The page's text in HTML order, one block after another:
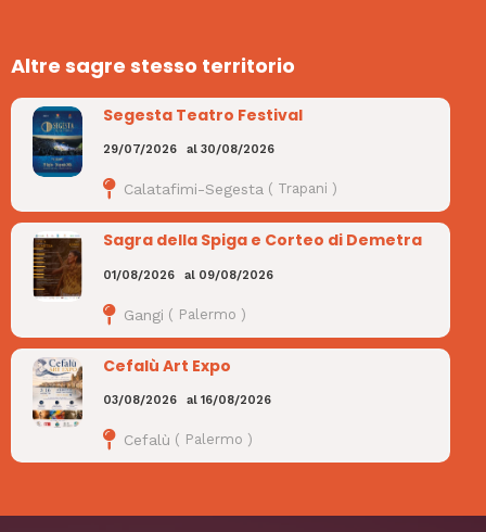
Altre sagre stesso territorio
Segesta Teatro Festival
29/07/2026 al30/08/2026
Calatafimi-Segesta ( Trapani )
Sagra della Spiga e Corteo di Demetra
01/08/2026 al 09/08/2026
Gangi ( Palermo )
Cefalù Art Expo
03/08/2026 al16/08/2026
Cefalù ( Palermo )